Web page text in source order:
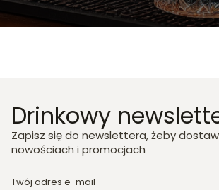
Drinkowy
Zapisz się do newslettera, żeby
nowościach i promocjach
Twój adres e-mail